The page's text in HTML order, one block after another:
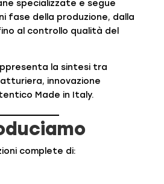
specializzate e segue
fase della produzione, dalla
al controllo qualità del
la sintesi tra
innovazione
Made in Italy.
complete di: